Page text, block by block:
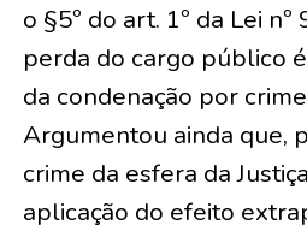
o §5º do art. 1º da Lei nº
perda do cargo público
da condenação por
Argumentou ainda que,
crime da esfera da
aplicação do efeito